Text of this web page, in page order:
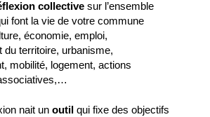
collectivesur l’ensemble
font la vie de votre commune
économie, emploi,
du territoire, urbanisme,
mobilité, logement, actions
nait un outil qui fixe des objectifs